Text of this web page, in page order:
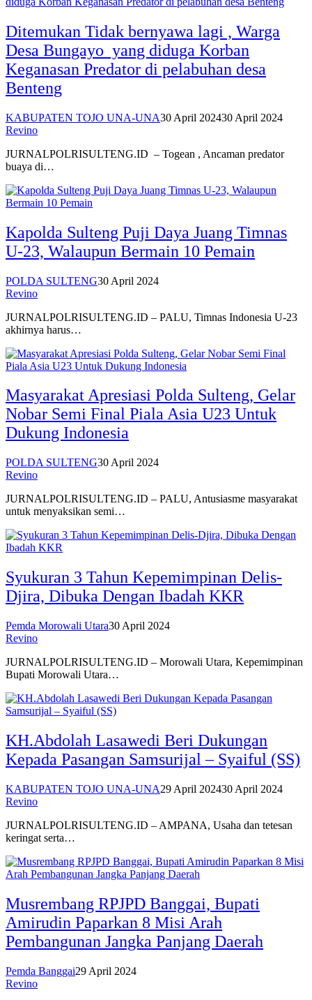
Ditemukan Tidak bernyawa lagi , Warga
Desa Bungayo yang diduga Korban
Keganasan Predator di pelabuhan desa
Benteng
KABUPATEN TOJO UNA-UNA30 April 202430 April 2024
Revino
JURNALPOLRISULTENG.ID – Togean , Ancaman predator
buaya di…
Kapolda Sulteng Puji Daya Juang Timnas
U-23, Walaupun Bermain 10 Pemain
POLDA SULTENG30 April 2024
Revino
JURNALPOLRISULTENG.ID – PALU, Timnas Indonesia U-23
akhirnya harus…
Masyarakat Apresiasi Polda Sulteng, Gelar
Nobar Semi Final Piala Asia U23 Untuk
Dukung Indonesia
POLDA SULTENG30 April 2024
Revino
JURNALPOLRISULTENG.ID – PALU, Antusiasme masyarakat
untuk menyaksikan semi…
Syukuran 3 Tahun Kepemimpinan Delis-
Djira, Dibuka Dengan Ibadah KKR
Pemda Morowali Utara30 April 2024
Revino
JURNALPOLRISULTENG.ID – Morowali Utara, Kepemimpinan
Bupati Morowali Utara…
KH.Abdolah Lasawedi Beri Dukungan
Kepada Pasangan Samsurijal – Syaiful (SS)
KABUPATEN TOJO UNA-UNA29 April 202430 April 2024
Revino
JURNALPOLRISULTENG.ID – AMPANA, Usaha dan tetesan
keringat serta…
Musrembang RPJPD Banggai, Bupati
Amirudin Paparkan 8 Misi Arah
Pembangunan Jangka Panjang Daerah
Pemda Banggai29 April 2024
Revino